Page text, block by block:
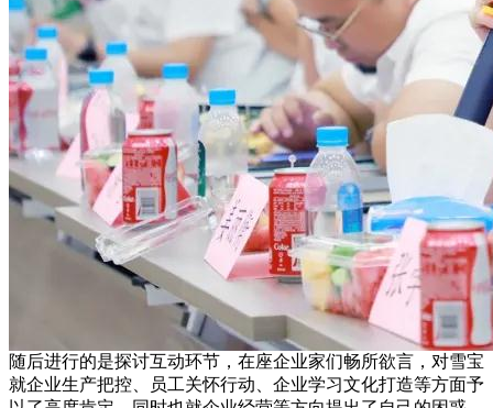
随后进行的是探讨互动环节，在座企业家们畅所欲言，对雪宝
就企业生产把控、员工关怀行动、企业学习文化打造等方面予